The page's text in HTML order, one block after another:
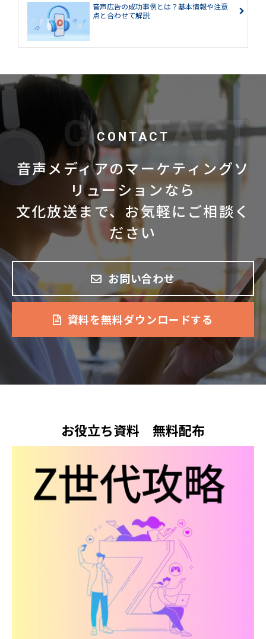
音声広告の成功事例とは？基本情報や注意
点と合わせて解説
CONTACT
音声メディアのマーケティングソ
リューションなら
文化放送まで、お気軽にご相談く
ださい
お問い合わせ
資料を無料ダウンロードする
お役立ち資料　無料配布